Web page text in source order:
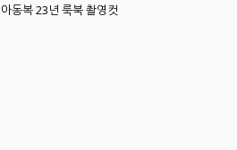
동복 23년 룩북 촬영컷